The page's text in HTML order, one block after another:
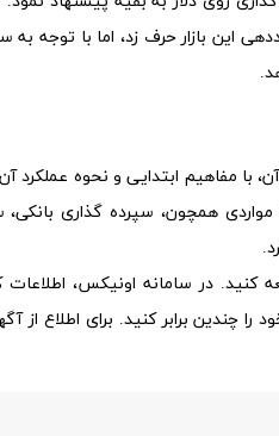
این بازار حرف زد، اما با توجه به
با مفاهیم ابتدایی و نحوه عملکرد آن
همچون، سپرده گذاری بانکی،
کنید. در سامانه اونیکس، اطلاعات
را چندین برابر کنید. برای اطلاع از